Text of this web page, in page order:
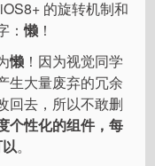
的旋转机制和
：懒 ！
懒 ！因为视觉同学
生大量废弃的冗余
回去，所以不敢删
个性化的组件，每
。